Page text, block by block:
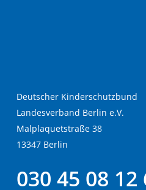
Deutscher Kinderschutzbund
Landesverband Berlin e.V.
Malplaquetstraße 38
13347 Berlin
030 45 08 12